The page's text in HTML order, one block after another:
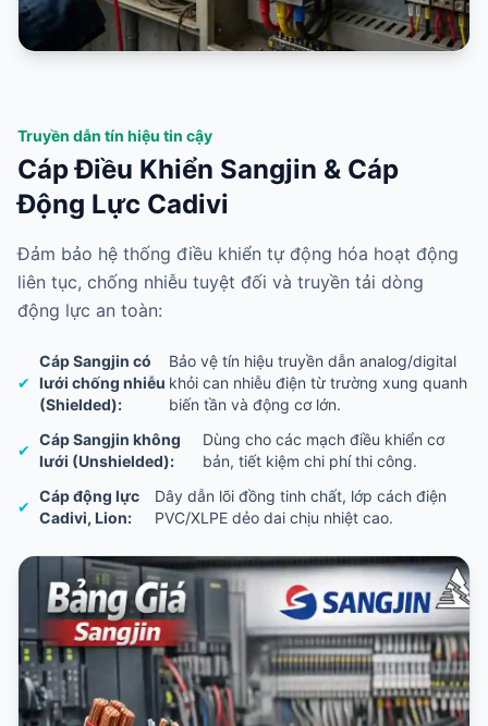
Truyền dẫn tín hiệu tin cậy
Cáp Điều Khiển Sangjin & Cáp
Động Lực Cadivi
Đảm bảo hệ thống điều khiển tự động hóa hoạt động
liên tục, chống nhiễu tuyệt đối và truyền tải dòng
động lực an toàn:
✔
Cáp Sangjin có
lưới chống nhiễu
(Shielded):
Bảo vệ tín hiệu truyền dẫn analog/digital
khỏi can nhiễu điện từ trường xung quanh
biến tần và động cơ lớn.
✔
Cáp Sangjin không
lưới (Unshielded):
Dùng cho các mạch điều khiển cơ
bản, tiết kiệm chi phí thi công.
✔
Cáp động lực
Cadivi, Lion:
Dây dẫn lõi đồng tinh chất, lớp cách điện
PVC/XLPE dẻo dai chịu nhiệt cao.